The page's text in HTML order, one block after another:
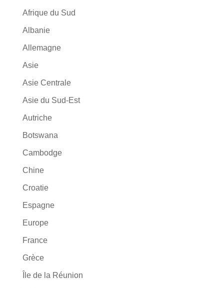
Afrique du Sud
Albanie
Allemagne
Asie
Asie Centrale
Asie du Sud-Est
Autriche
Botswana
Cambodge
Chine
Croatie
Espagne
Europe
France
Grèce
Île de la Réunion